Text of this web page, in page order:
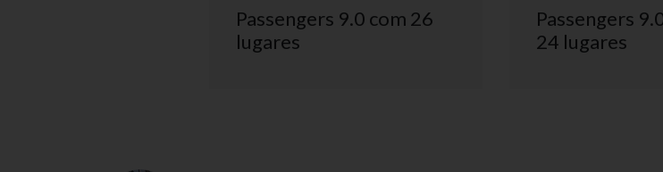
Passengers 9.0 com 26
lugares
Passengers
24 lugares